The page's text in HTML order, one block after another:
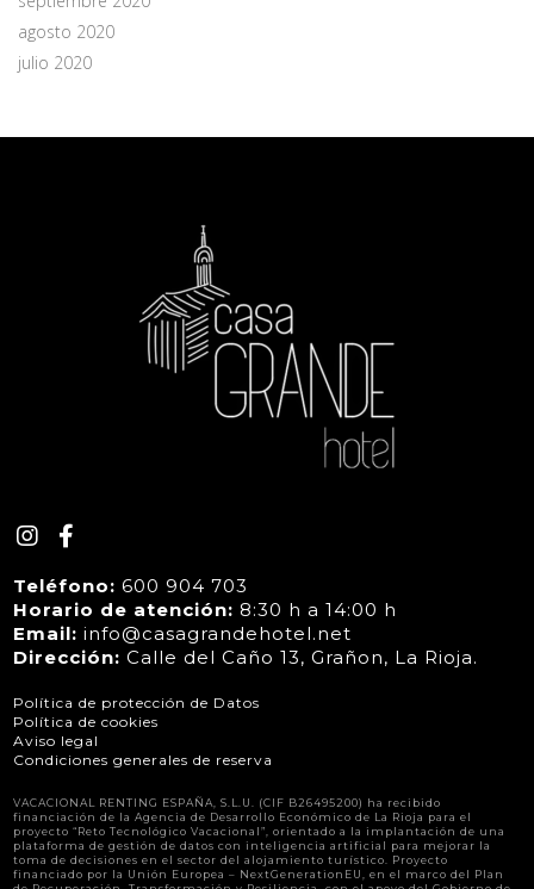
agosto 2020
julio 2020
Teléfono: 600 904 703
Horario de atención: 8:30 h a 14:00 h
Email: info@casagrandehotel.net
Dirección: Calle del Caño 13, Grañon, La Rioja.
Política de protección de Datos
Política de cookies
Aviso legal
Condiciones generales de reserva
VACACIONAL RENTING ESPAÑA, S.L.U. (CIF B26495200) ha recibido
financiación de la Agencia de Desarrollo Económico de La Rioja para el
proyecto “Reto Tecnológico Vacacional”, orientado a la implantación de una
plataforma de gestión de datos con inteligencia artificial para mejorar la
toma de decisiones en el sector del alojamiento turístico. Proyecto
financiado por la Unión Europea – NextGenerationEU, en el marco del Plan